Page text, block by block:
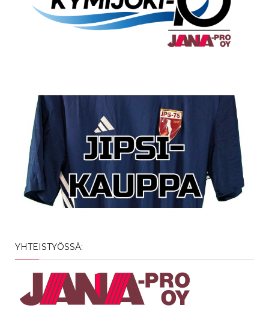
YHTEISTYÖSSÄ: